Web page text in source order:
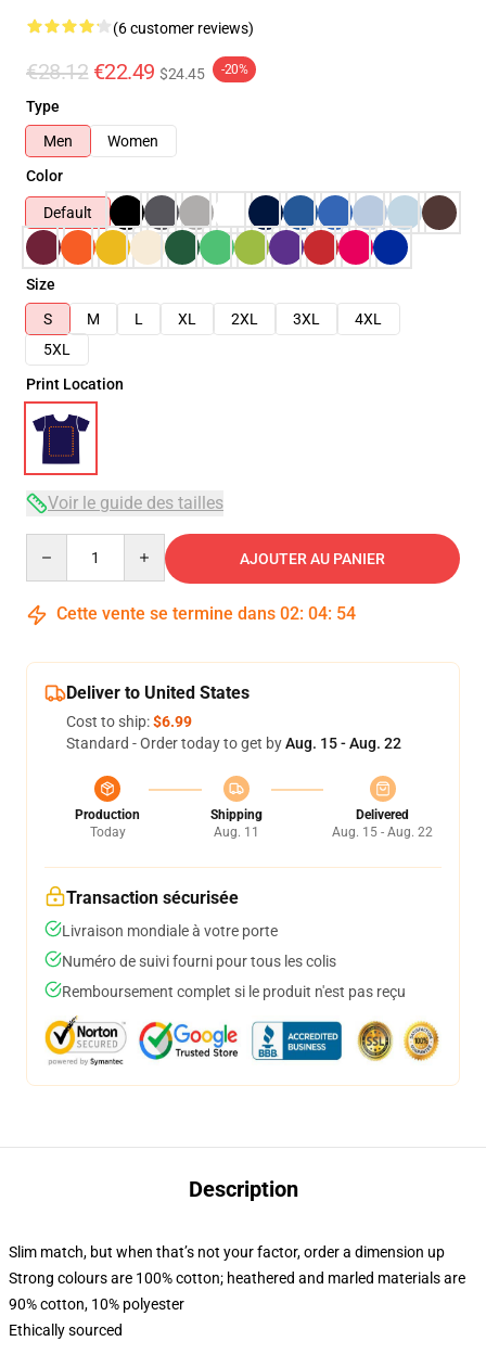
(6 customer reviews)
€28.12 €22.49 $24.45 -20%
Type
Men
Women
Color
Default
Size
S
M L XL 2XL 3XL
4XL
5XL
Print Location
Voir le guide des tailles
AJOUTER AU PANIER
Cette vente se termine dans 02: 04: 54
Deliver to United States
Cost to ship:$6.99
Standard - Order today to get byAug. 15 - Aug. 22
Production
Today
Shipping
Aug. 11
Delivered
Aug. 15 - Aug. 22
Transaction sécurisée
Livraison mondiale à votre porte
Numéro de suivi fourni pour tous les colis
Remboursement complet si le produit n'est pas reçu
Description
Slim match, but when that’s not your factor, order a dimension up
Strong colours are 100% cotton; heathered and marled materials are
90% cotton, 10% polyester
Ethically sourced